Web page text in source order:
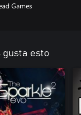
Games
gusta esto